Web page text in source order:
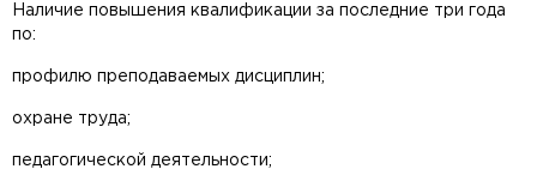
Наличие повышения квалификации за последние три года
по:
профилю преподаваемых дисциплин;
охране труда;
педагогической деятельности;